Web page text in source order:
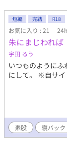
短編 完結 R18
お気に入り : 21
朱にまじわれば
宇田 るう
いつものようにふ
にして。 ※自サ
素股 寝バック